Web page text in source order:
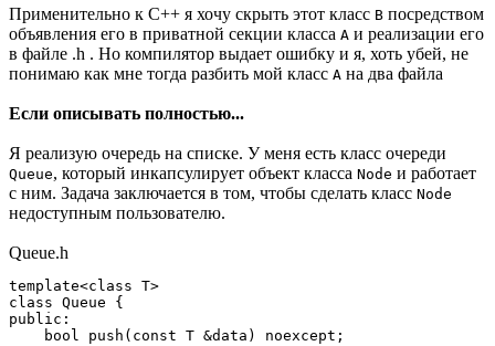
Применительно к C++ я хочу скрыть этот класс B посредством
объявления его в приватной секции класса А и реализации его
в файле .h . Но компилятор выдает ошибку и я, хоть убей, не
понимаю как мне тогда разбить мой класс А на два файла
Если описывать полностью...
Я реализую очередь на списке. У меня есть класс очереди
Queue, который инкапсулирует объект класса Node и работает
с ним. Задача заключается в том, чтобы сделать класс Node
недоступным пользователю.
Queue.h
template<class T>
class Queue {
public:
    bool push(const T &data) noexcept;